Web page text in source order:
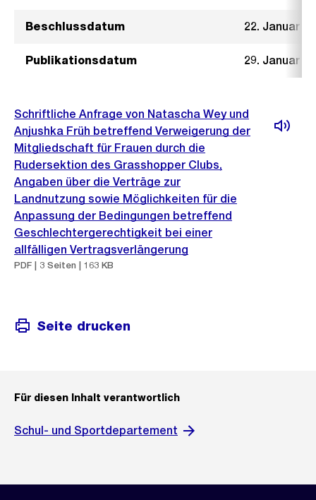
Beschlussdatum 22. Januar
Publikationsdatum 29. Januar
Schriftliche Anfrage von Natascha Wey und
Anjushka Früh betreffend Verweigerung der
Mitgliedschaft für Frauen durch die
Rudersektion des Grasshopper Clubs,
Angaben über die Verträge zur
Landnutzung sowie Möglichkeiten für die
Anpassung der Bedingungen betreffend
Geschlechtergerechtigkeit bei einer
allfälligen Vertragsverlängerung
PDF | 3 Seiten | 163 KB
Seite drucken
Für diesen Inhalt verantwortlich
Schul- und Sportdepartement